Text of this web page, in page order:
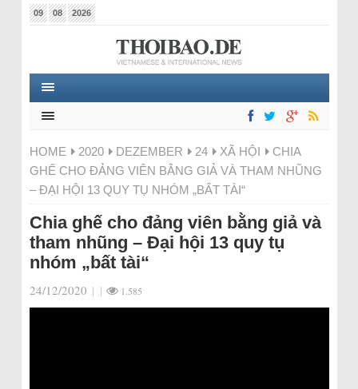
09 08 2026
HOME 2020 DEZEMBER 24 XÃ HỘI
CHIA
GHẾ CHO ĐẢNG VIÊN BẰNG GIẢ VÀ THAM NHŨNG
– ĐẠI HỘI 13 QUY TỤ NHÓM „BẤT TÀI“
Chia ghế cho đảng viên bằng giả và
tham nhũng – Đại hội 13 quy tụ
nhóm „bất tài“
24/12/2020 | | 1.585